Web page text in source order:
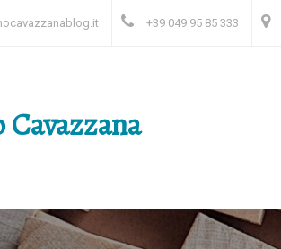
+39 049 95 85 333